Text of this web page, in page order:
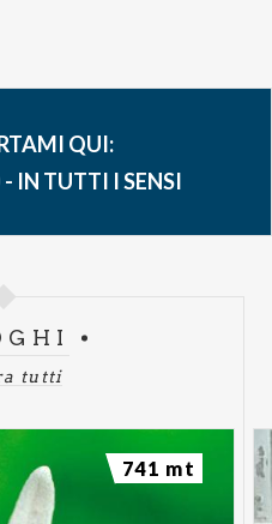
QUI:
IN TUTTI I SENSI
tutti
741 mt